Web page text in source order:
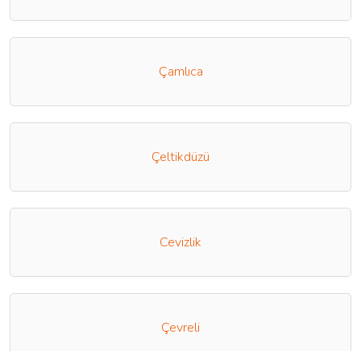
Çamlıca
Çeltikdüzü
Cevizlik
Çevreli